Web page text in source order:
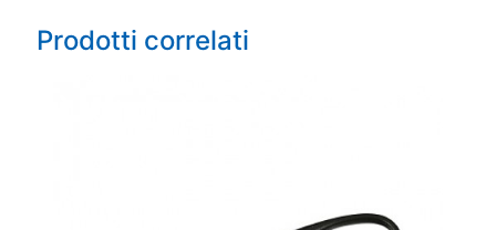
Prodotti correlati